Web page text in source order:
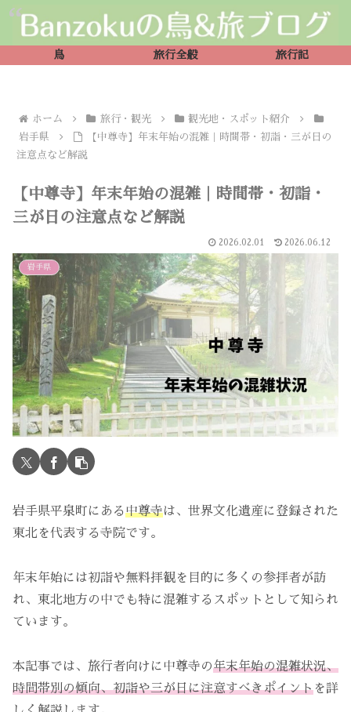
鳥 旅行全般 旅行記
ホーム 旅行・観光
観光地・スポット紹介
岩手県
【中尊寺】年末年始の混雑｜時間帯・初詣・三が日の
注意点など解説
【中尊寺】年末年始の混雑｜時間帯・初詣・
三が日の注意点など解説
2026.02.01 2026.06.12
岩手県
岩手県平泉町にある中尊寺は、世界文化遺産に登録された
東北を代表する寺院です。
年末年始には初詣や無料拝観を目的に多くの参拝者が訪
れ、東北地方の中でも特に混雑するスポットとして知られ
ています。
本記事では、旅行者向けに中尊寺の年末年始の混雑状況、
時間帯別の傾向、初詣や三が日に注意すべきポイントを詳